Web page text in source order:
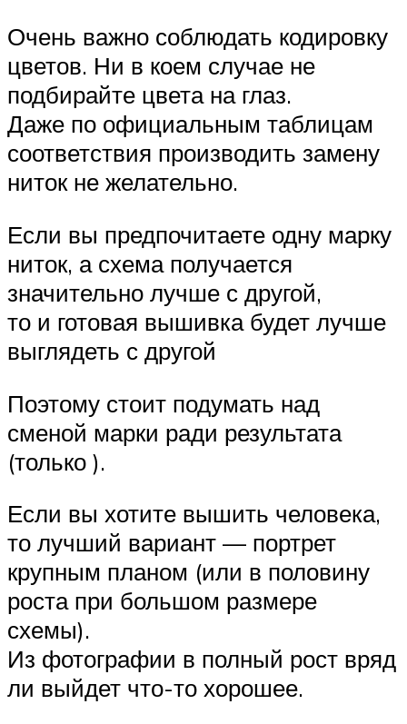
Очень важно соблюдать кодировку
цветов. Ни в коем случае не
подбирайте цвета на глаз.
Даже по официальным таблицам
соответствия производить замену
ниток не желательно.
Если вы предпочитаете одну марку
ниток, а схема получается
значительно лучше с другой,
то и готовая вышивка будет лучше
выглядеть с другой
Поэтому стоит подумать над
сменой марки ради результата
(только ).
Если вы хотите вышить человека,
то лучший вариант — портрет
крупным планом (или в половину
роста при большом размере
схемы).
Из фотографии в полный рост вряд
ли выйдет что-то хорошее.